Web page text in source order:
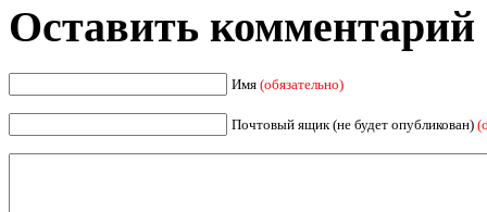
Оставить комментарий
Имя (обязательно)
Почтовый ящик (не будет опубликован)